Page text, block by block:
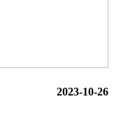
2023-10-26